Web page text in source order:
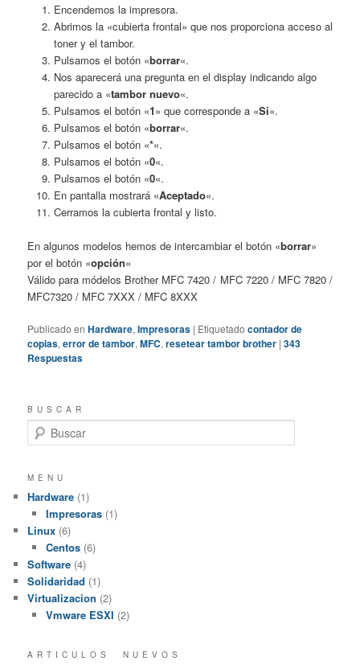
Encendemos la impresora.
Abrimos la «cubierta frontal» que nos proporciona acceso al
toner y el tambor.
Pulsamos el botón «borrar«.
Nos aparecerá una pregunta en el display indicando algo
parecido a «tambor nuevo«.
Pulsamos el botón «1» que corresponde a «Si«.
Pulsamos el botón «borrar«.
Pulsamos el botón «*«.
Pulsamos el botón «0«.
Pulsamos el botón «0«.
En pantalla mostrará «Aceptado«.
Cerramos la cubierta frontal y listo.
En algunos modelos hemos de intercambiar el botón «borrar»
por el botón «opción«
Válido para módelos Brother MFC 7420 / MFC 7220 / MFC 7820 /
MFC7320 / MFC 7XXX / MFC 8XXX
Publicado en Hardware,Impresoras | Etiquetado contador de
copias,error de tambor,MFC,resetear tambor brother |343
Respuestas
B U S C A R
u
c
r
M E N U
Hardware (1)
Impresoras(1)
Linux (6)
Centos(6)
Software (4)
Solidaridad (1)
Virtualizacion (2)
Vmware ESXI (2)
A R T I C U L O S N U E V O S